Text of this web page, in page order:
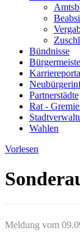
Bündnisse
Partnerstädte
Rat -
Wahlen
Vorlesen
Meldung vom